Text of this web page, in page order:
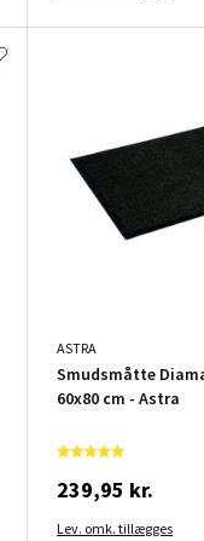
ASTRA
Smudsmåtte
60x80 cm - Astra
239,95 kr.
Lev. omk. tillægges